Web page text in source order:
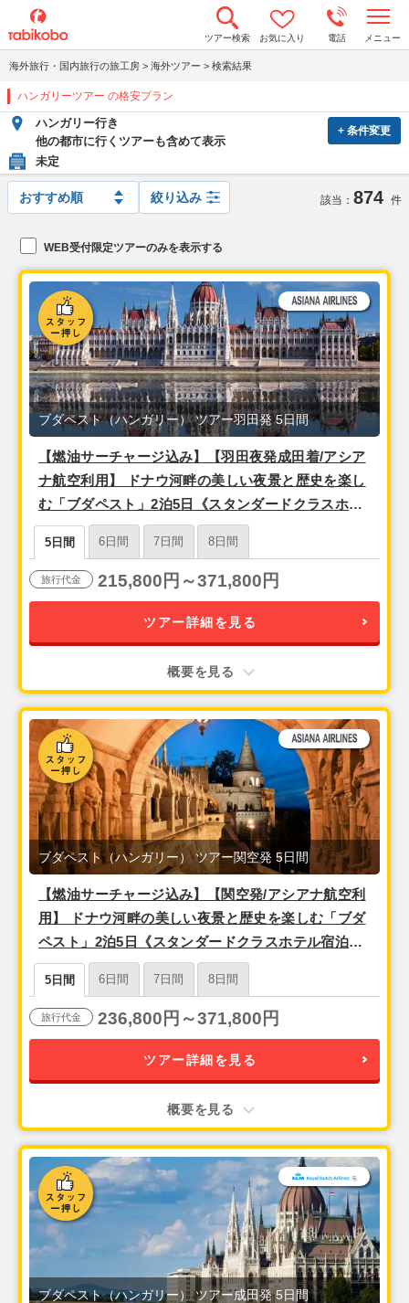
ツアー検索 お気に入り 電話 メニュー
o
n
a
v
t
海外旅行・国内旅行の旅工房 > 海外ツアー > 検索結果
ハンガリーツアー の格安プラン
+ 条件変更
ハンガリー行き
他の都市に行くツアーも含めて表示
未定
絞り込み 該当： 874 件
WEB受付限定ツアーのみを表示する
【燃油サーチャージ込み】【羽田夜発成田着/アシア
ナ航空利用】 ドナウ河畔の美しい夜景と歴史を楽し
む「ブダペスト」2泊5日《スタンダードクラスホテ
ル宿泊》 朝食付き フリープラン
ブダペスト（ハンガリー） ツアー羽田発 5日間
5日間 6日間 7日間 8日間
旅行代金 215,800円～371,800円
ツアー詳細を見る
概要を見る
【燃油サーチャージ込み】【関空発/アシアナ航空利
用】 ドナウ河畔の美しい夜景と歴史を楽しむ「ブダ
ペスト」2泊5日《スタンダードクラスホテル宿泊》
朝食付き フリープラン
ブダペスト（ハンガリー） ツアー関空発 5日間
5日間 6日間 7日間 8日間
旅行代金 236,800円～371,800円
ツアー詳細を見る
概要を見る
ブダペスト（ハンガリー） ツアー成田発 5日間